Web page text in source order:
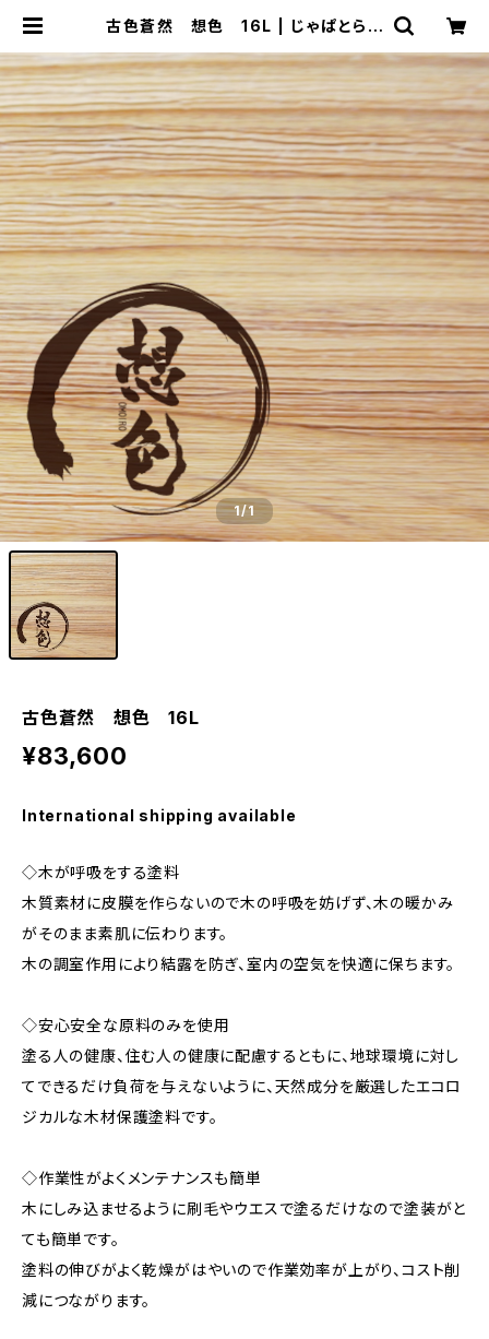
古色蒼然 想色 16L | じゃぱとらど
1/1
古色蒼然 想色 16L
¥83,600
International shipping available
◇木が呼吸をする塗料
木質素材に皮膜を作らないので木の呼吸を妨げず、木の暖かみ
がそのまま素肌に伝わります。
木の調室作用により結露を防ぎ、室内の空気を快適に保ちます。
◇安心安全な原料のみを使用
塗る人の健康、住む人の健康に配慮するともに、地球環境に対し
てできるだけ負荷を与えないように、天然成分を厳選したエコロ
ジカルな木材保護塗料です。
◇作業性がよくメンテナンスも簡単
木にしみ込ませるように刷毛やウエスで塗るだけなので塗装がと
ても簡単です。
塗料の伸びがよく乾燥がはやいので作業効率が上がり、コスト削
減につながります。